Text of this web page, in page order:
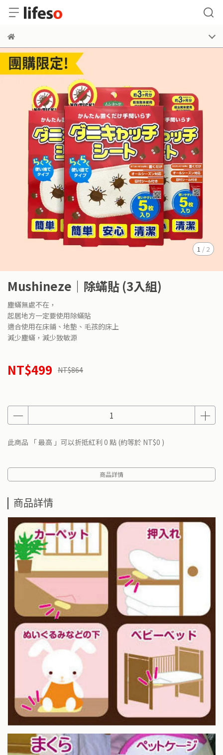
1 / 2
Mushineze｜除蟎貼 (3入組)
塵蟎無處不在，
起居地方一定要使用除蟎貼
適合使用在床鋪、地墊、毛孩的床上
減少塵蟎，減少致敏源
NT$499 NT$864
此商品 「 最高 」可以折抵紅利 0 點 (約等於 NT$0 )
商品詳情
商品詳情